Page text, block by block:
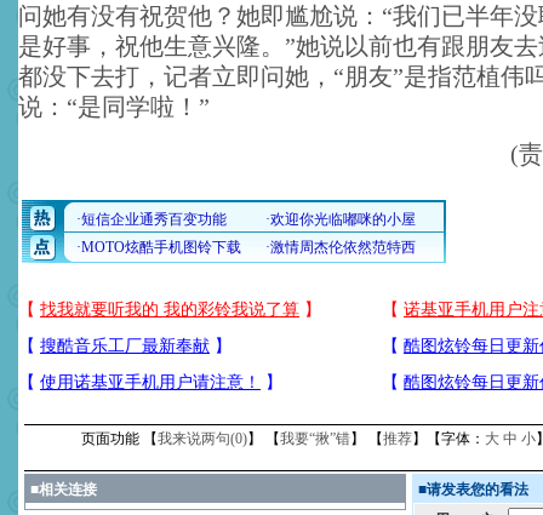
问她有没有祝贺他？她即尴尬说：“我们已半年
是好事，祝他生意兴隆。”她说以前也有跟朋友
都没下去打，记者立即问她，“朋友”是指范植伟
说：“是同学啦！”
(
页面功能 【我来说两句(0)】 【我要“揪”错】 【推荐】【字体： 大 中 小
■相关连接 ■请发表您的看法